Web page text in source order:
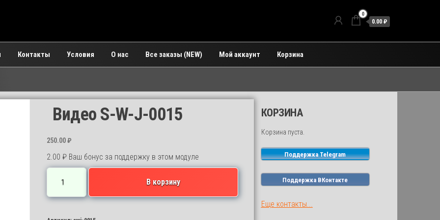
0
0.00 ₽
Контакты Условия О нас Все заказы (NEW) Мой аккаунт Корзина
Видео S-W-J-0015
250.00₽
2.00 ₽Ваш бонус за поддержку в этом модуле
Количество
товара
Видео
В корзину
КОРЗИНА
Корзина пуста.
Поддержка Telegram
Поддержка ВКонтакте
Еще контакты...